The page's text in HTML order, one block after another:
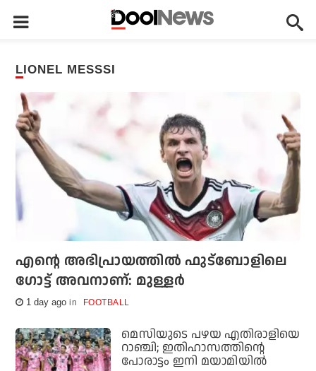
LIONEL MESSSI
എന്റെ അഭിപ്രായത്തില്‍ ഫുട്‌ബോളിലെ
ഗോട്ട് അവനാണ്: മുള്ളര്‍
1 day ago FOOTBALL
മെസിയുടെ പഴയ എതിരാളിയെ
റാഞ്ചി; ഇതിഹാസത്തിന്റെ
പോരാട്ടം ഇനി മയാമിയില്‍